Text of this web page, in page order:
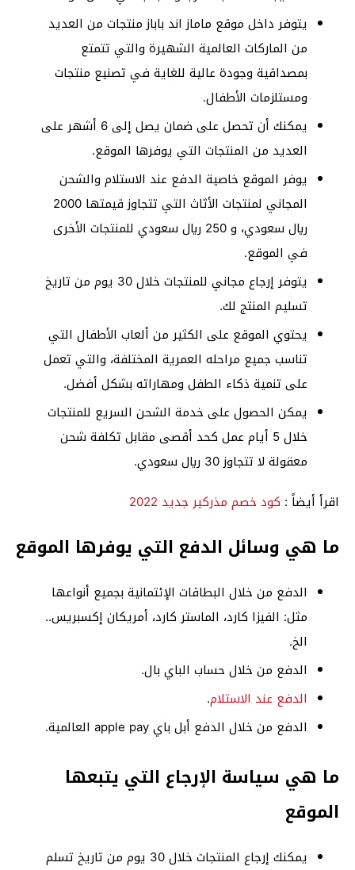
يتوفر داخل موقع ماماز اند باباز منتجات من العديد
من الماركات العالمية الشهيرة والتي تتمتع
بمصداقية وجودة عالية للغاية في تصنيع منتجات
ومستلزمات الأطفال.
يمكنك أن تحصل على ضمان يصل إلى 6 أشهر على
العديد من المنتجات التي يوفرها الموقع.
يوفر الموقع خاصية الدفع عند الاستلام والشحن
المجاني لمنتجات الأثاث التي تتجاوز قيمتها 2000
ريال سعودي، و 250 ريال سعودي للمنتجات الأخرى
في الموقع.
يتوفر إرجاع مجاني للمنتجات خلال 30 يوم من تاريخ
تسليم المنتج لك.
يحتوي الموقع على الكثير من ألعاب الأطفال التي
تناسب جميع مراحله العمرية المختلفة، والتي تعمل
على تنمية ذكاء الطفل ومهاراته بشكل أفضل.
يمكن الحصول على خدمة الشحن السريع للمنتجات
خلال 5 أيام عمل كحد أقصى مقابل تكلفة شحن
معقولة لا تتجاوز 30 ريال سعودي.
اقرأ أيضاً : كود خصم مذركير جديد 2022
ما هي وسائل الدفع التي يوفرها الموقع
الدفع من خلال البطاقات الإئتمانية بجميع أنواعها
مثل: الفيزا كارد، الماستر كارد، أمريكان إكسبريس..
الخ.
الدفع من خلال حساب الباي بال.
الدفع عند الاستلام.
الدفع من خلال الدفع أبل باي apple pay العالمية.
ما هي سياسة الإرجاع التي يتبعها
الموقع
يمكنك إرجاع المنتجات خلال 30 يوم من تاريخ تسلم